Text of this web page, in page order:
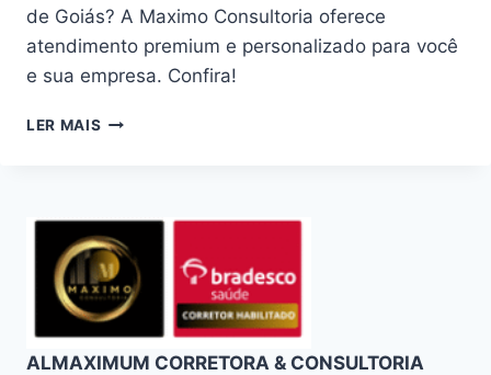
de Goiás? A Maximo Consultoria oferece
atendimento premium e personalizado para você
e sua empresa. Confira!
LER MAIS PLANO
ABADIA
DE
GOIÁS:
CONSULTORIA
PREMIUM
ALMAXIMUM CORRETORA & CONSULTORIA